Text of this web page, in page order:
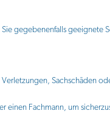
gegebenenfalls geeignete
Sachschäden
einen Fachmann, um